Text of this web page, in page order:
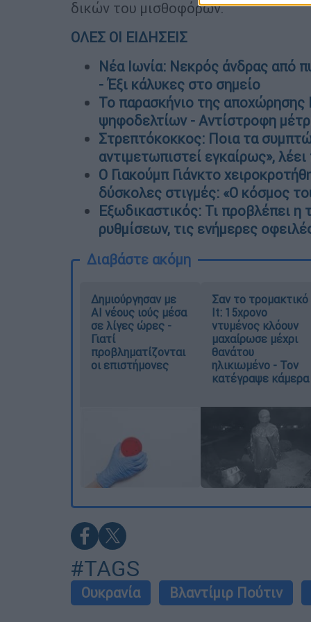
δικών του μισθοφόρων.
ΟΛΕΣ ΟΙ ΕΙΔΗΣΕΙΣ
Νέα Ιωνία: Νεκρός άνδρας από
- Έξι κάλυκες στο σημείο
Το παρασκήνιο της αποχώρησης
ψηφοδελτίων - Αντίστροφη
Στρεπτόκοκκος: Ποια τα
αντιμετωπιστεί εγκαίρως»,
Ο Γιακούμπ Γιάνκτο
δύσκολες στιγμές: «Ο κόσμος
Εξωδικαστικός: Τι προβλέπει
ρυθμίσεων, τις ενήμερες
Διαβάστε ακόμη
Δημιούργησαν με
AI νέους ιούς μέσα
σε λίγες ώρες -
Γιατί
προβληματίζονται
οι επιστήμονες
Σαν το τρομακτικό
It: 15χρονο
ντυμένος κλόουν
μαχαίρωσε μέχρι
θανάτου
ηλικιωμένο - Τον
κατέγραψε κάμερα
#TAGS
Ουκρανία Βλαντίμιρ Πούτιν